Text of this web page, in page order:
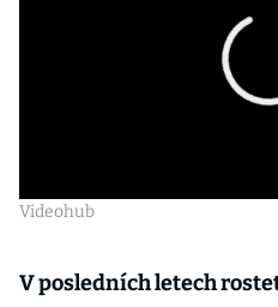
Videohub
V posledních letech